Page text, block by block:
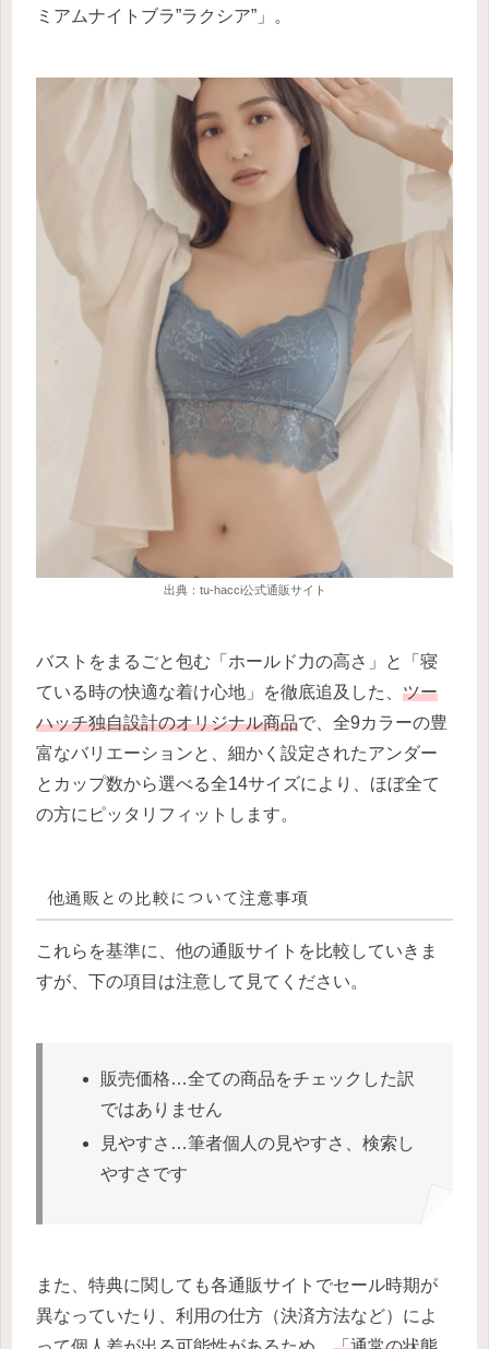
ミアムナイトブラ”ラクシア”」。
出典：tu-hacci公式通販サイト
バストをまるごと包む「ホールド力の高さ」と「寝
ている時の快適な着け心地」を徹底追及した、 ツー
ハッチ独自設計のオリジナル商品で、全9カラーの豊
富なバリエーションと、細かく設定されたアンダー
とカップ数から選べる全14サイズにより、ほぼ全て
の方にピッタリフィットします。
他通販との比較について注意事項
これらを基準に、他の通販サイトを比較していきま
すが、下の項目は注意して見てください。
販売価格…全ての商品をチェックした訳
ではありません
見やすさ…筆者個人の見やすさ、検索し
やすさです
また、特典に関しても各通販サイトでセール時期が
異なっていたり、利用の仕方（決済方法など）によ